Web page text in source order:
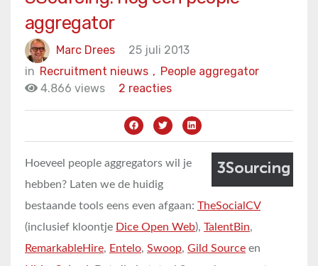
aggregator
Marc Drees
25 juli 2013
in
People aggregator
Recruitment nieuws ,
4.866 views
2 reacties
Hoeveel people aggregators wil je
hebben? Laten we de huidig
bestaande tools eens even afgaan: TheSocialCV
(inclusief kloontje Dice Open Web), TalentBin,
RemarkableHire, Entelo, Swoop, Gild Source en